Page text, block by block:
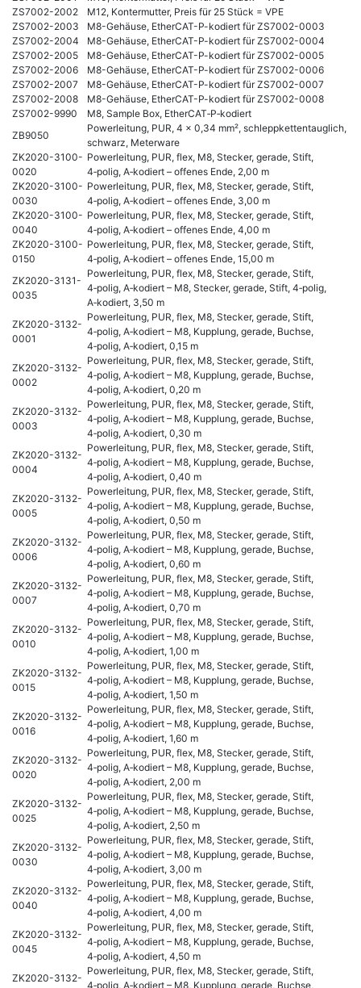
ZS7002-2002
M12, Kontermutter, Preis für 25 Stück = VPE
ZS7002-2003
M8-Gehäuse, EtherCAT-P-kodiert für ZS7002-0003
ZS7002-2004
M8-Gehäuse, EtherCAT-P-kodiert für ZS7002-0004
ZS7002-2005
M8-Gehäuse, EtherCAT-P-kodiert für ZS7002-0005
ZS7002-2006
M8-Gehäuse, EtherCAT-P-kodiert für ZS7002-0006
ZS7002-2007
M8-Gehäuse, EtherCAT-P-kodiert für ZS7002-0007
ZS7002-2008
M8-Gehäuse, EtherCAT-P-kodiert für ZS7002-0008
ZS7002-9990
M8, Sample Box, EtherCAT‑P‑kodiert
ZB9050
Powerleitung, PUR, 4 x 0,34 mm², schleppkettentauglich,
schwarz, Meterware
ZK2020-3100-
0020
Powerleitung, PUR, flex, M8, Stecker, gerade, Stift,
4‑polig, A‑kodiert – offenes Ende, 2,00 m
ZK2020-3100-
0030
Powerleitung, PUR, flex, M8, Stecker, gerade, Stift,
4‑polig, A‑kodiert – offenes Ende, 3,00 m
ZK2020-3100-
0040
Powerleitung, PUR, flex, M8, Stecker, gerade, Stift,
4‑polig, A‑kodiert – offenes Ende, 4,00 m
ZK2020-3100-
0150
Powerleitung, PUR, flex, M8, Stecker, gerade, Stift,
4‑polig, A‑kodiert – offenes Ende, 15,00 m
ZK2020-3131-
0035
Powerleitung, PUR, flex, M8, Stecker, gerade, Stift,
4‑polig, A‑kodiert – M8, Stecker, gerade, Stift, 4‑polig,
A‑kodiert, 3,50 m
ZK2020-3132-
0001
Powerleitung, PUR, flex, M8, Stecker, gerade, Stift,
4‑polig, A‑kodiert – M8, Kupplung, gerade, Buchse,
4‑polig, A‑kodiert, 0,15 m
ZK2020-3132-
0002
Powerleitung, PUR, flex, M8, Stecker, gerade, Stift,
4‑polig, A‑kodiert – M8, Kupplung, gerade, Buchse,
4‑polig, A‑kodiert, 0,20 m
ZK2020-3132-
0003
Powerleitung, PUR, flex, M8, Stecker, gerade, Stift,
4‑polig, A‑kodiert – M8, Kupplung, gerade, Buchse,
4‑polig, A‑kodiert, 0,30 m
ZK2020-3132-
0004
Powerleitung, PUR, flex, M8, Stecker, gerade, Stift,
4‑polig, A‑kodiert – M8, Kupplung, gerade, Buchse,
4‑polig, A‑kodiert, 0,40 m
ZK2020-3132-
0005
Powerleitung, PUR, flex, M8, Stecker, gerade, Stift,
4‑polig, A‑kodiert – M8, Kupplung, gerade, Buchse,
4‑polig, A‑kodiert, 0,50 m
ZK2020-3132-
0006
Powerleitung, PUR, flex, M8, Stecker, gerade, Stift,
4‑polig, A‑kodiert – M8, Kupplung, gerade, Buchse,
4‑polig, A‑kodiert, 0,60 m
ZK2020-3132-
0007
Powerleitung, PUR, flex, M8, Stecker, gerade, Stift,
4‑polig, A‑kodiert – M8, Kupplung, gerade, Buchse,
4‑polig, A‑kodiert, 0,70 m
ZK2020-3132-
0010
Powerleitung, PUR, flex, M8, Stecker, gerade, Stift,
4‑polig, A‑kodiert – M8, Kupplung, gerade, Buchse,
4‑polig, A‑kodiert, 1,00 m
ZK2020-3132-
0015
Powerleitung, PUR, flex, M8, Stecker, gerade, Stift,
4‑polig, A‑kodiert – M8, Kupplung, gerade, Buchse,
4‑polig, A‑kodiert, 1,50 m
ZK2020-3132-
0016
Powerleitung, PUR, flex, M8, Stecker, gerade, Stift,
4‑polig, A‑kodiert – M8, Kupplung, gerade, Buchse,
4‑polig, A‑kodiert, 1,60 m
ZK2020-3132-
0020
Powerleitung, PUR, flex, M8, Stecker, gerade, Stift,
4‑polig, A‑kodiert – M8, Kupplung, gerade, Buchse,
4‑polig, A‑kodiert, 2,00 m
ZK2020-3132-
0025
Powerleitung, PUR, flex, M8, Stecker, gerade, Stift,
4‑polig, A‑kodiert – M8, Kupplung, gerade, Buchse,
4‑polig, A‑kodiert, 2,50 m
ZK2020-3132-
0030
Powerleitung, PUR, flex, M8, Stecker, gerade, Stift,
4‑polig, A‑kodiert – M8, Kupplung, gerade, Buchse,
4‑polig, A‑kodiert, 3,00 m
ZK2020-3132-
0040
Powerleitung, PUR, flex, M8, Stecker, gerade, Stift,
4‑polig, A‑kodiert – M8, Kupplung, gerade, Buchse,
4‑polig, A‑kodiert, 4,00 m
ZK2020-3132-
0045
Powerleitung, PUR, flex, M8, Stecker, gerade, Stift,
4‑polig, A‑kodiert – M8, Kupplung, gerade, Buchse,
4‑polig, A‑kodiert, 4,50 m
ZK2020-3132-
Powerleitung, PUR, flex, M8, Stecker, gerade, Stift,
4‑polig, A‑kodiert – M8, Kupplung, gerade, Buchse,